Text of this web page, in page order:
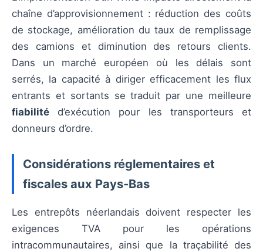
chaîne d’approvisionnement : réduction des coûts
de stockage, amélioration du taux de remplissage
des camions et diminution des retours clients.
Dans un marché européen où les délais sont
serrés, la capacité à diriger efficacement les flux
entrants et sortants se traduit par une meilleure
fiabilité d’exécution pour les transporteurs et
donneurs d’ordre.
Considérations réglementaires et
fiscales aux Pays-Bas
Les entrepôts néerlandais doivent respecter les
exigences TVA pour les opérations
intracommunautaires, ainsi que la traçabilité des